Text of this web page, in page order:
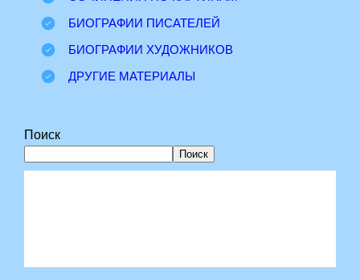
БИОГРАФИИ ПИСАТЕЛЕЙ
БИОГРАФИИ ХУДОЖНИКОВ
ДРУГИЕ МАТЕРИАЛЫ
Поиск
Поиск